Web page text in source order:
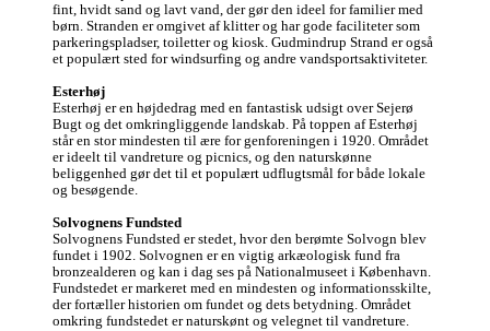
fint, hvidt sand og lavt vand, der gør den ideel for familier med
børn. Stranden er omgivet af klitter og har gode faciliteter som
parkeringspladser, toiletter og kiosk. Gudmindrup Strand er også
et populært sted for windsurfing og andre vandsportsaktiviteter.
Esterhøj
Esterhøj er en højdedrag med en fantastisk udsigt over Sejerø
Bugt og det omkringliggende landskab. På toppen af Esterhøj
står en stor mindesten til ære for genforeningen i 1920. Området
er ideelt til vandreture og picnics, og den naturskønne
beliggenhed gør det til et populært udflugtsmål for både lokale
og besøgende.
Solvognens Fundsted
Solvognens Fundsted er stedet, hvor den berømte Solvogn blev
fundet i 1902. Solvognen er en vigtig arkæologisk fund fra
bronzealderen og kan i dag ses på Nationalmuseet i København.
Fundstedet er markeret med en mindesten og informationsskilte,
der fortæller historien om fundet og dets betydning. Området
omkring fundstedet er naturskønt og velegnet til vandreture.